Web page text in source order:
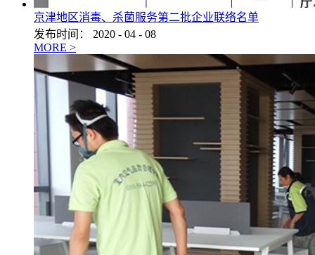
京津地区消毒、杀菌服务第二批企业联络名单
发布时间：
2020 - 04 - 08
MORE >